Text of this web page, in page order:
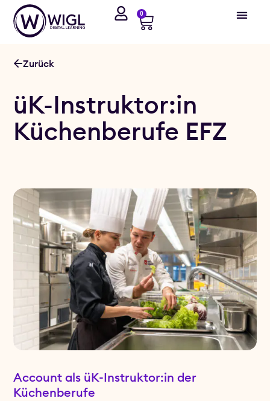
0
Zurück
üK-Instruktor:in
Küchenberufe EFZ
Account als üK-Instruktor:in der
Küchenberufe